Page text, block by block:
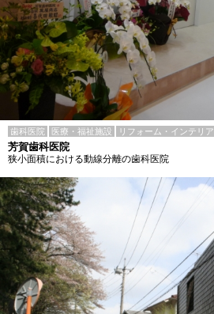
歯科医院 医療・福祉施設 リフォーム・インテリア
芳賀歯科医院
狭小面積における動線分離の歯科医院